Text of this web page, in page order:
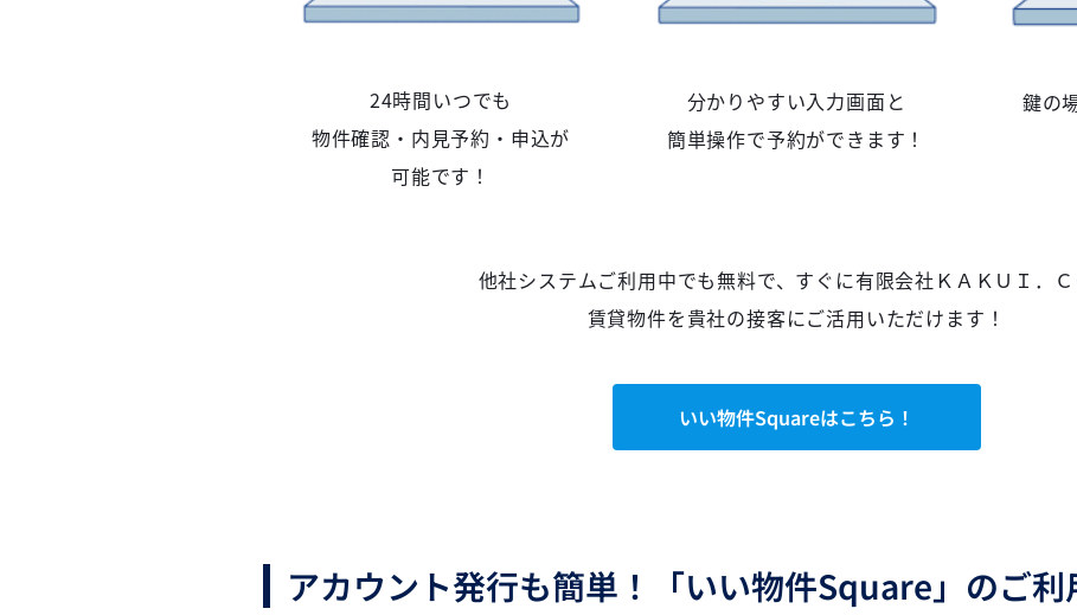
24時間いつでも
物件確認・内見予約・申込が
可能です！
分かりやすい入力画面と
簡単操作で予約ができます！
鍵の
他社システムご利用中でも無料で、すぐに有限会社ＫＡＫＵＩ．
賃貸物件を貴社の接客にご活用いただけます！
いい物件Squareはこちら！
アカウント発行も簡単！「いい物件Square」のご利